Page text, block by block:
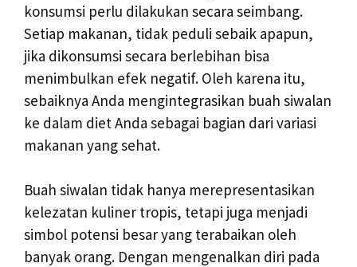
konsumsi perlu dilakukan secara seimbang.
Setiap makanan, tidak peduli sebaik apapun,
jika dikonsumsi secara berlebihan bisa
menimbulkan efek negatif. Oleh karena itu,
sebaiknya Anda mengintegrasikan buah siwalan
ke dalam diet Anda sebagai bagian dari variasi
makanan yang sehat.
Buah siwalan tidak hanya merepresentasikan
kelezatan kuliner tropis, tetapi juga menjadi
simbol potensi besar yang terabaikan oleh
banyak orang. Dengan mengenalkan diri pada